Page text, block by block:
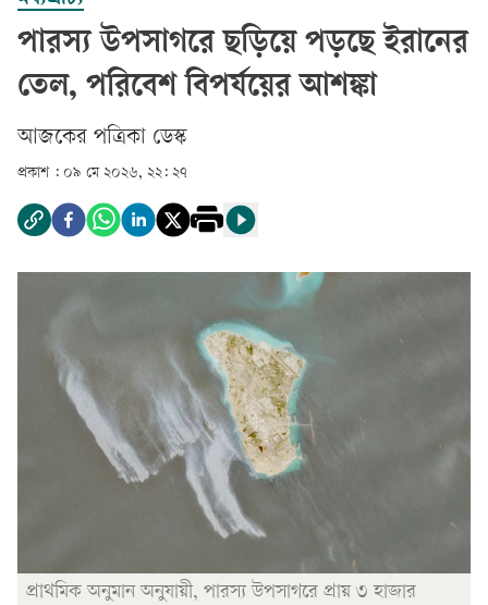
পারস্য উপসাগরে ছড়িয়ে পড়ছে ইরানের
তেল, পরিবেশ বিপর্যয়ের আশঙ্কা
আজকের পত্রিকা ডেস্ক­
প্রকাশ : ০৯ মে ২০২৬, ২২: ২৭
প্রাথমিক অনুমান অনুযায়ী, পারস্য উপসাগরে প্রায় ৩ হাজার